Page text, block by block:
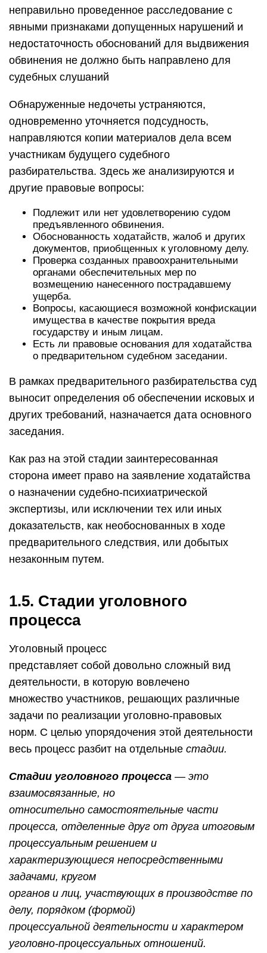
неправильно проведенное расследование с
явными признаками допущенных нарушений и
недостаточность обоснований для выдвижения
обвинения не должно быть направлено для
судебных слушаний
Обнаруженные недочеты устраняются,
одновременно уточняется подсудность,
направляются копии материалов дела всем
участникам будущего судебного
разбирательства. Здесь же анализируются и
другие правовые вопросы:
Подлежит или нет удовлетворению судом
предъявленного обвинения.
Обоснованность ходатайств, жалоб и других
документов, приобщенных к уголовному делу.
Проверка созданных правоохранительными
органами обеспечительных мер по
возмещению нанесенного пострадавшему
ущерба.
Вопросы, касающиеся возможной конфискации
имущества в качестве покрытия вреда
государству и иным лицам.
Есть ли правовые основания для ходатайства
о предварительном судебном заседании.
В рамках предварительного разбирательства суд
выносит определения об обеспечении исковых и
других требований, назначается дата основного
заседания.
Как раз на этой стадии заинтересованная
сторона имеет право на заявление ходатайства
о назначении судебно-психиатрической
экспертизы, или исключении тех или иных
доказательств, как необоснованных в ходе
предварительного следствия, или добытых
незаконным путем.
1.5. Стадии уголовного
процесса
Уголовный процесс
представляет собой довольно сложный вид
деятельности, в которую вовлечено
множество участников, решающих различные
задачи по реализации уголовно-правовых
норм. С целью упорядочения этой деятельности
весь процесс разбит на отдельные стадии.
Стадии уголовного процесса — это
взаимосвязанные, но
относительно самостоятельные части
процесса, отделенные друг от друга итоговым
процессуальным решением и
характеризующиеся непосредственными
задачами, кругом
органов и лиц, участвующих в производстве по
делу, порядком (формой)
процессуальной деятельности и характером
уголовно-процессуальных отношений.